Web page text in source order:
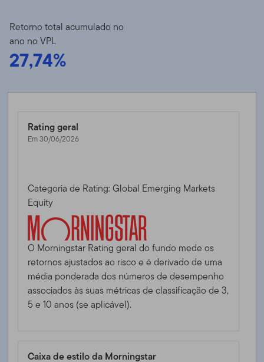
Retorno total acumulado no
ano no VPL
27,74%
Rating geral
Em 30/06/2026
Categoria de Rating: Global Emerging Markets
Equity
O Morningstar Rating geral do fundo mede os
retornos ajustados ao risco e é derivado de uma
média ponderada dos números de desempenho
associados às suas métricas de classificação de 3,
5 e 10 anos (se aplicável).
Caixa de estilo da Morningstar